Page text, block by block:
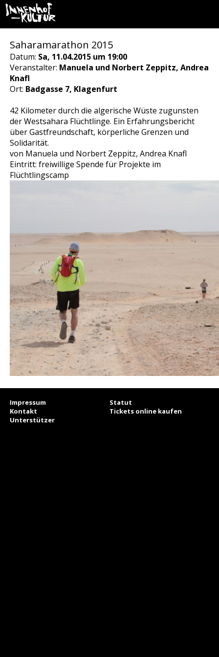
Saharamarathon 2015
Datum: Sa, 11.04.2015 um 19:00
Veranstalter: Manuela und Norbert Zeppitz, Andrea
Knafl
Ort: Badgasse 7, Klagenfurt
42 Kilometer durch die algerische Wüste zugunsten
der Westsahara Flüchtlinge. Ein Erfahrungsbericht
über Gastfreundschaft, körperliche Grenzen und
Solidarität.
von Manuela und Norbert Zeppitz, Andrea Knafl
Eintritt: freiwillige Spende für Projekte im
Flüchtlingscamp
Impressum
Statut
Kontakt
Tickets online kaufen
Unterstützer